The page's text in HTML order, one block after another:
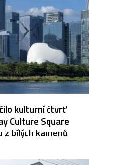
kulturní čtvrť
Culture Square
z bílých kamenů